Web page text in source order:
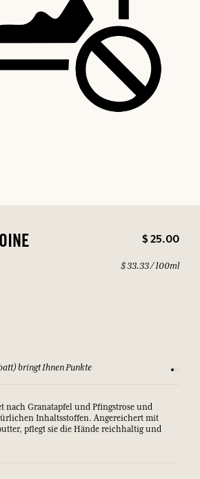
$ 25.00
$ 33.33 / 100ml
bringt Ihnen Punkte Sehen
nach Granatapfel und Pfingstrose und
Inhaltsstoffen. Angereichert mit
pflegt sie die Hände reichhaltig und